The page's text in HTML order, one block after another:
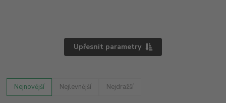
Upřesnit parametry
Nejnovější Nejlevnější Nejdražší